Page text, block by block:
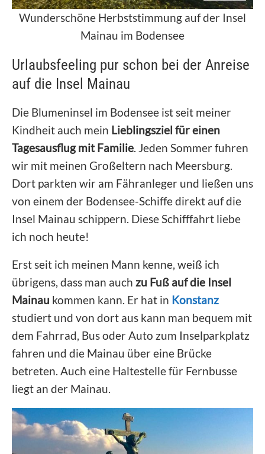
Wunderschöne Herbststimmung auf der Insel
Mainau im Bodensee
Urlaubsfeeling pur schon bei der Anreise
auf die Insel Mainau
Die Blumeninsel im Bodensee ist seit meiner
Kindheit auch mein Lieblingsziel für einen
Tagesausflug mit Familie. Jeden Sommer fuhren
wir mit meinen Großeltern nach Meersburg.
Dort parkten wir am Fähranleger und ließen uns
von einem der Bodensee-Schiffe direkt auf die
Insel Mainau schippern. Diese Schifffahrt liebe
ich noch heute!
Erst seit ich meinen Mann kenne, weiß ich
übrigens, dass man auch zu Fuß auf die Insel
Mainau kommen kann. Er hat in Konstanz
studiert und von dort aus kann man bequem mit
dem Fahrrad, Bus oder Auto zum Inselparkplatz
fahren und die Mainau über eine Brücke
betreten. Auch eine Haltestelle für Fernbusse
liegt an der Mainau.